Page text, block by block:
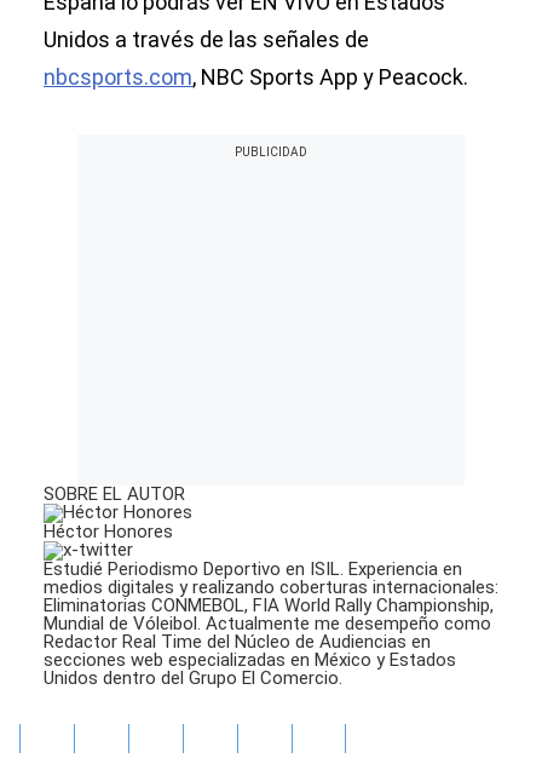
Unidos a través de las señales de
nbcsports.com, NBC Sports App y Peacock.
SOBRE EL AUTOR
Héctor Honores
Estudié Periodismo Deportivo en ISIL. Experiencia en
medios digitales y realizando coberturas internacionales:
Eliminatorias CONMEBOL, FIA World Rally Championship,
Mundial de Vóleibol. Actualmente me desempeño como
Redactor Real Time del Núcleo de Audiencias en
secciones web especializadas en México y Estados
Unidos dentro del Grupo El Comercio.